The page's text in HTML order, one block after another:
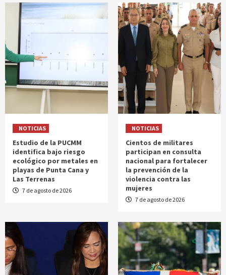
NOTICIAS
Estudio de la PUCMM
identifica bajo riesgo
ecológico por metales en
playas de Punta Cana y
Las Terrenas
7 de agosto de 2026
NOTICIAS
Cientos de militares
participan en consulta
nacional para fortalecer
la prevención de la
violencia contra las
mujeres
7 de agosto de 2026